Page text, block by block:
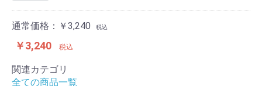
通常価格：￥3,240 税込
￥3,240 税込
関連カテゴリ
全ての商品一覧